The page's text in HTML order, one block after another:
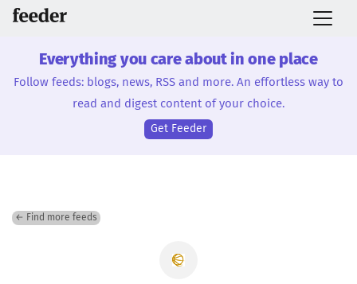
Everything you care about in one place
Follow feeds: blogs, news, RSS and more. An effortless way to
read and digest content of your choice.
Get Feeder
← Find more feeds